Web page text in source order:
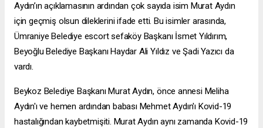
Aydın’ın açıklamasının ardından çok sayıda isim Murat Aydın
için geçmiş olsun dileklerini ifade etti. Bu isimler arasında,
Ümraniye Belediye escort sefaköyBaşkanı İsmet Yıldırım,
Beyoğlu Belediye Başkanı Haydar Ali Yıldız ve Şadi Yazıcı da
vardı.
Beykoz Belediye Başkanı Murat Aydın, önce annesi Meliha
Aydın'ı ve hemen ardından babası Mehmet Aydın'ı Kovid-19
hastalığından kaybetmişiti. Murat Aydın aynı zamanda Kovid-19